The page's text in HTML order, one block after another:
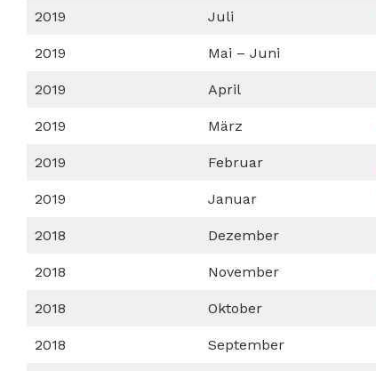
2019 Juli
2019 Mai – Juni
2019 April
2019 März
2019 Februar
2019 Januar
2018 Dezember
2018 November
2018 Oktober
2018 September